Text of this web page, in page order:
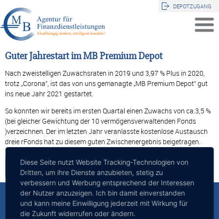
DEPOTZUGANG
Guter Jahrestart im MB Premium Depot
Nach zweistelligen Zuwachsraten in 2019 und 3,97 % Plus in 2020,
trotz „Corona“, ist das von uns gemanagte „MB Premium Depot“ gut
ins neue Jahr 2021 gestartet.
So konnten wir bereits im ersten Quartal einen Zuwachs von ca.3,5 %
(bei gleicher Gewichtung der 10 vermögensverwaltenden Fonds
)verzeichnen. Der im letzten Jahr veranlasste kostenlose Austausch
dreie rFonds hat zu diesem guten Zwischenergebnis beigetragen.
Zurück
MB - Agentur für Finanzdienstleistungen
Inhaber: Michael Bald
Diese Seite nutzt Website Tracking-Technologien von
Dritten, um ihre Dienste anzubieten, stetig zu
verbessern und Werbung entsprechend der Interessen
der Nutzer anzuzeigen. Ich bin damit einverstanden
und kann meine Einwilligung jederzeit mit Wirkung für
die Zukunft widerrufen oder ändern.